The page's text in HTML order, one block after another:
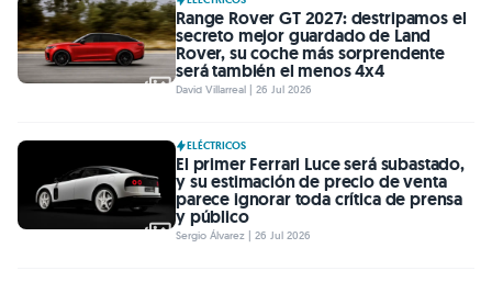
Range Rover GT 2027: destripamos el
secreto mejor guardado de Land
Rover, su coche más sorprendente
será también el menos 4x4
David Villarreal | 26 Jul 2026
ELÉCTRICOS
El primer Ferrari Luce será subastado,
y su estimación de precio de venta
parece ignorar toda crítica de prensa
y público
Sergio Álvarez | 26 Jul 2026